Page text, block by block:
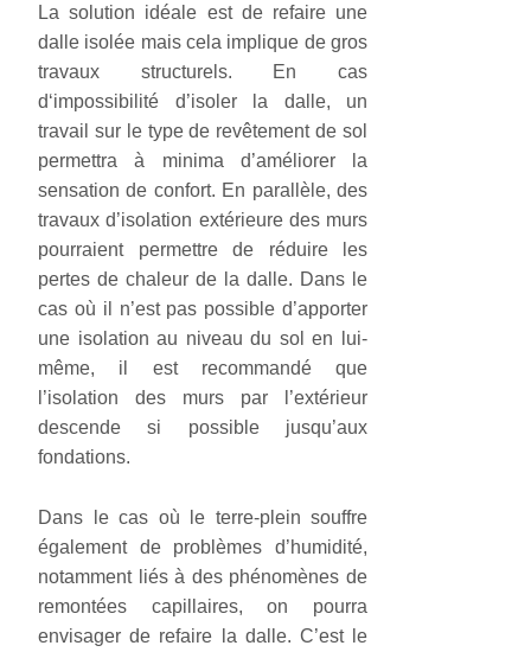
La solution idéale est de refaire une
dalle isolée mais cela implique de gros
travaux structurels. En cas
d‘impossibilité d’isoler la dalle, un
travail sur le type de revêtement de sol
permettra à minima d’améliorer la
sensation de confort. En parallèle, des
travaux d’isolation extérieure des murs
pourraient permettre de réduire les
pertes de chaleur de la dalle. Dans le
cas où il n’est pas possible d’apporter
une isolation au niveau du sol en lui-
même, il est recommandé que
l’isolation des murs par l’extérieur
descende si possible jusqu’aux
fondations.
Dans le cas où le terre-plein souffre
également de problèmes d’humidité,
notamment liés à des phénomènes de
remontées capillaires, on pourra
envisager de refaire la dalle. C’est le